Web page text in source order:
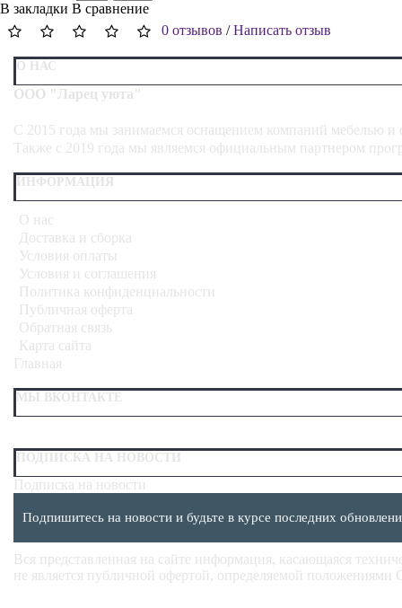
В закладки В сравнение
0 отзывов /Написать отзыв
О НАС
ООО "Ларец уюта"
С 2015 года мы занимаемся оснащением компаний мебелью и
Также с 2019 года мы являемся официальным партнером
ИНФОРМАЦИЯ
О нас
Доставка и сборка
Условия оплаты
Условия и соглашения
Политика конфиденциальности
Публичная оферта
Обратная связь
Карта сайта
Главная
МЫ ВКОНТАКТЕ
ПОДПИСКА НА НОВОСТИ
Подписка на новости
Подпишитесь на новости и будьте в курсе последних
Вся представленная на сайте информация, касающаяся
не является публичной офертой, определяемой положениями